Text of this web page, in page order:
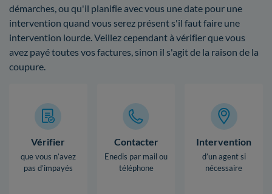
démarches, ou qu'il planifie avec vous une date pour une
intervention quand vous serez présent s'il faut faire une
intervention lourde. Veillez cependant à vérifier que vous
avez payé toutes vos factures, sinon il s'agit de la raison de la
coupure.
Vérifier
que vous n’avez
pas d’impayés
Contacter
Enedis par mail ou
téléphone
Intervention
d’un agent si
nécessaire